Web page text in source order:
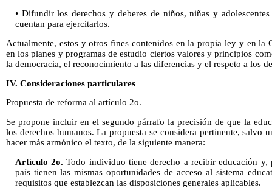
• Difundir los derechos y deberes de niños, niñas y
cuentan para ejercitarlos.
Actualmente, estos y otros fines contenidos en la propia ley y en la
en los planes y programas de estudio ciertos valores y principios
la democracia, el reconocimiento a las diferencias y el respeto a los
IV. Consideraciones particulares
Propuesta de reforma al artículo 2o.
Se propone incluir en el segundo párrafo la precisión de que la
los derechos humanos. La propuesta se considera pertinente, salvo
hacer más armónico el texto, de la siguiente manera:
Artículo 2o.Todo individuo tiene derecho a recibir educación
país tienen las mismas oportunidades de acceso al sistema
requisitos que establezcan las disposiciones generales aplicables.